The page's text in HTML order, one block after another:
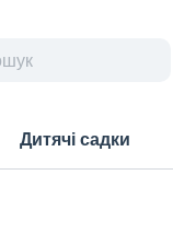
Дитячі садки